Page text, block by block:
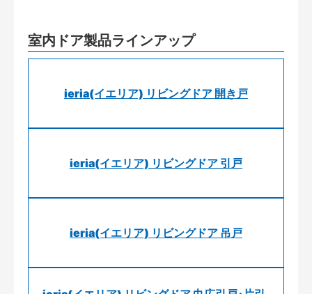
室内ドア製品ラインアップ
ieria(イエリア) リビングドア 開き戸
ieria(イエリア) リビングドア 引戸
ieria(イエリア) リビングドア 吊戸